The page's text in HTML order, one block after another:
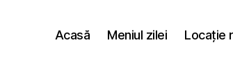
Acasă Meniul zilei Locație